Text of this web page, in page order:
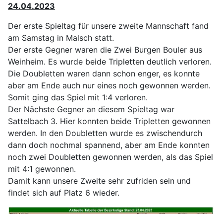
24.04.2023
Der erste Spieltag für unsere zweite Mannschaft fand
am Samstag in Malsch statt.
Der erste Gegner waren die Zwei Burgen Bouler aus
Weinheim. Es wurde beide Tripletten deutlich verloren.
Die Doubletten waren dann schon enger, es konnte
aber am Ende auch nur eines noch gewonnen werden.
Somit ging das Spiel mit 1:4 verloren.
Der Nächste Gegner an diesem Spieltag war
Sattelbach 3. Hier konnten beide Tripletten gewonnen
werden. In den Doubletten wurde es zwischendurch
dann doch nochmal spannend, aber am Ende konnten
noch zwei Doubletten gewonnen werden, als das Spiel
mit 4:1 gewonnen.
Damit kann unsere Zweite sehr zufriden sein und
findet sich auf Platz 6 wieder.